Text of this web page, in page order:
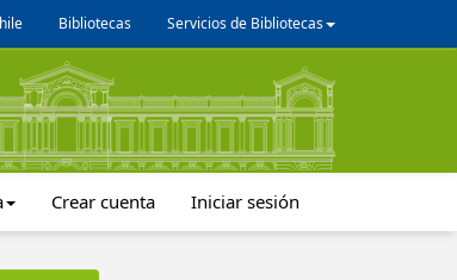
Bibliotecas Servicios de Bibliotecas
Crear cuenta Iniciar sesión